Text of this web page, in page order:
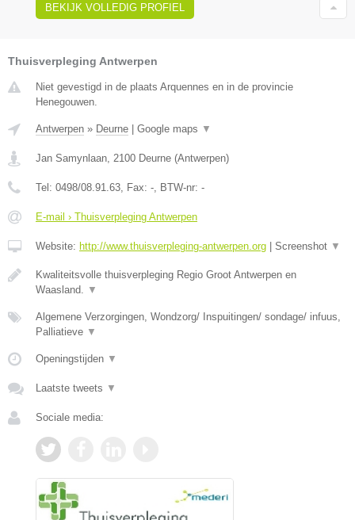
BEKIJK VOLLEDIG PROFIEL
Thuisverpleging Antwerpen
Niet gevestigd in de plaats Arquennes en in de provincie
Henegouwen.
Antwerpen » Deurne | Google maps ▼
Jan Samynlaan 2100 Deurne (Antwerpen)
Tel: 0498/08.91.63 , Fax: - , BTW-nr: -
E-mail › Thuisverpleging Antwerpen
Website: http://www.thuisverpleging-antwerpen.org | Screenshot ▼
Kwaliteitsvolle thuisverpleging Regio Groot Antwerpen en
Waasland.
▼
Algemene Verzorgingen, Wondzorg/ Inspuitingen/ sondage/ infuus,
Palliatieve ▼
Openingstijden ▼
Laatste tweets ▼
Sociale media: